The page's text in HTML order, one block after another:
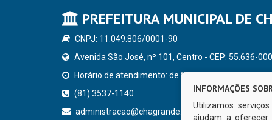
PREFEITURA MUNICIPAL DE
CNPJ: 11.049.806/0001-90
Avenida São José, nº 101, Centro - CEP: 55.636-000
Horário de atendimento: de Segunda à Sexta, a
(81) 3537-1140
administracao@chagrande.pe.gov.br
INFORMAÇÕES
Utilizamos
ajudam a oferecer